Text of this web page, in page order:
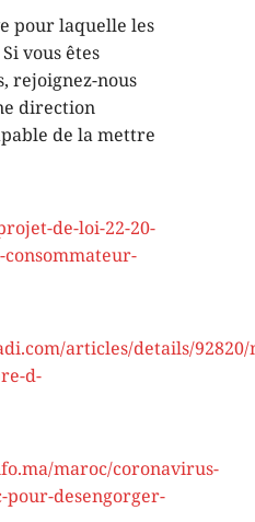
pour laquelle les
vous êtes
rejoignez-nous
direction
de la mettre
de-loi-22-20-
articles/details/92820/
d-
maroc/coronavirus-
desengorger-